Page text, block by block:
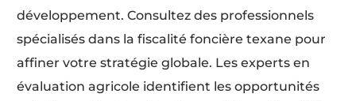
développement. Consultez des professionnels
spécialisés dans la fiscalité foncière texane pour
affiner votre stratégie globale. Les experts en
évaluation agricole identifient les opportunités